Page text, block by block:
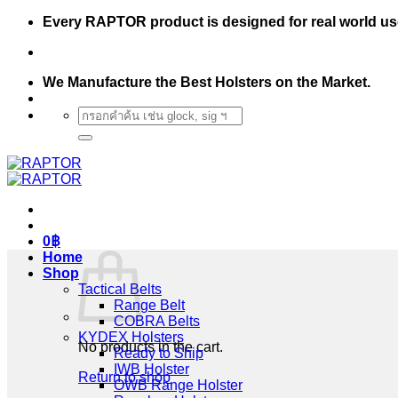
Skip
content
Every RAPTOR product is designed for real world
We Manufacture the Best Holsters on the Market.
Search
for:
0฿
No products in the cart.
Return to shop
Home
Shop
Tactical Belts
Range Belt
COBRA Belts
KYDEX Holsters
Ready to Ship
IWB Holster
OWB Range Holster